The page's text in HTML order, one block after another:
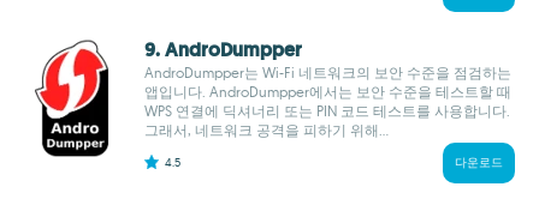
9. AndroDumpper
AndroDumpper는 Wi-Fi 네트워크의 보안 수준을 점검하는
앱입니다. AndroDumpper에서는 보안 수준을 테스트할 때
WPS 연결에 딕셔너리 또는 PIN 코드 테스트를 사용합니다.
그래서, 네트워크 공격을 피하기 위해...
4.5 다운로드